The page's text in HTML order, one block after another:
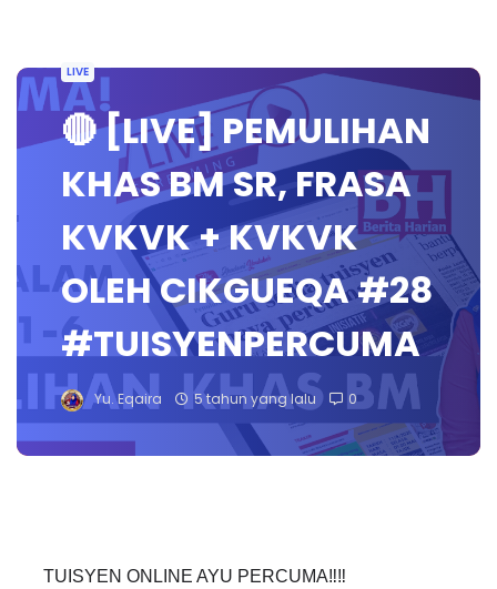
LIVE
🔴 [LIVE] PEMULIHAN
KHAS BM SR, FRASA
KVKVK + KVKVK
OLEH CIKGUEQA #28
#TUISYENPERCUMA
Yu. Eqaira 5 tahun yang lalu 0
TUISYEN ONLINE AYU PERCUMA‼️‼️